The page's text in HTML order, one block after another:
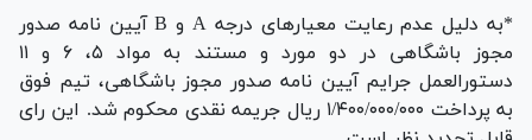
*به دلیل عدم رعایت معیار‌های درجه A و B آیین نامه صدور
مجوز باشگاهی در دو مورد و مستند به مواد ۵، ۶ و ۱۱
دستورالعمل جرایم آیین نامه صدور مجوز باشگاهی، تیم فوق
به پرداخت ۱/۴۰۰/۰۰۰/۰۰۰ ریال جریمه نقدی محکوم شد. این رای